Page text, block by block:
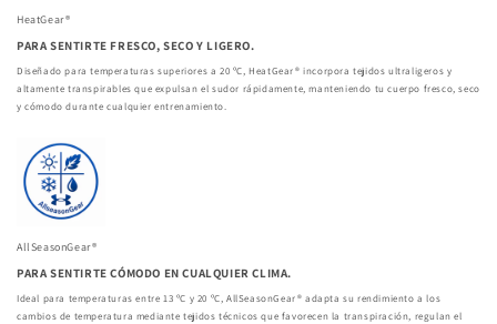
HeatGear®
PARA SENTIRTE FRESCO, SECO Y LIGERO.
Diseñado para temperaturas superiores a 20 ºC, HeatGear® incorpora tejidos ultraligeros y
altamente transpirables que expulsan el sudor rápidamente, manteniendo tu cuerpo fresco, seco
y cómodo durante cualquier entrenamiento.
AllSeasonGear®
PARA SENTIRTE CÓMODO EN CUALQUIER CLIMA.
Ideal para temperaturas entre 13 ºC y 20 ºC, AllSeasonGear® adapta su rendimiento a los
cambios de temperatura mediante tejidos técnicos que favorecen la transpiración, regulan el